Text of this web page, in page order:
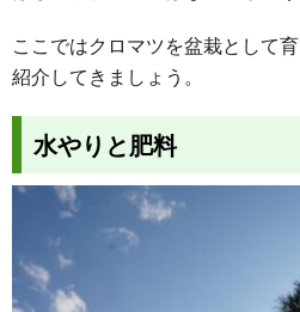
ここではクロマツを盆栽として
紹介してきましょう。
水やりと肥料